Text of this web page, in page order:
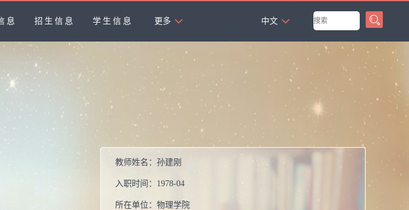
息 招生信息 学生信息 更多
中文
教师姓名： 孙建刚
入职时间： 1978-04
所在单位： 物理学院